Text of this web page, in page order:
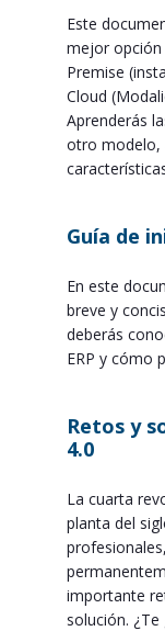
Este
mejor opción
Premise
Cloud
Aprenderás
otro modelo,
Guía de
En este
breve y
deberás
ERP y cómo
Retos y
4.0
La cuarta
planta del
importante
solución.